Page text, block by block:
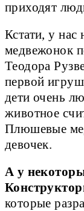
приходят
Кстати, у нас
медвежонок
Теодора
первой
дети очень
животное
Плюшевые
девочек.
А у
которые